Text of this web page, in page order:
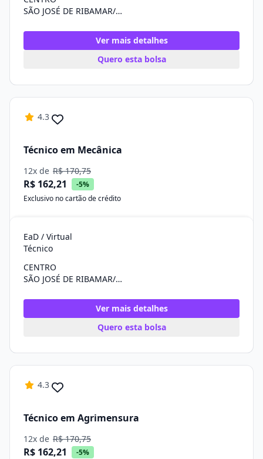
SÃO JOSÉ DE RIBAMAR/MA
Ver mais detalhes
Quero esta bolsa
4.3
Técnico em Mecânica
12x de R$ 170,75
R$ 162,21
-5%
Exclusivo no cartão de crédito
EaD / Virtual
Técnico
CENTRO
SÃO JOSÉ DE RIBAMAR/MA
Ver mais detalhes
Quero esta bolsa
4.3
Técnico em Agrimensura
12x de R$ 170,75
R$ 162,21
-5%